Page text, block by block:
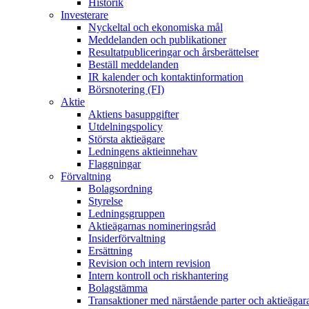
Investerare
Nyckeltal och ekonomiska mål
Meddelanden och publikationer
Resultatpubliceringar och årsberättelser
Beställ meddelanden
IR kalender och kontaktinformation
Börsnotering (FI)
Aktie
Aktiens basuppgifter
Utdelningspolicy
Största aktieägare
Ledningens aktieinnehav
Flaggningar
Förvaltning
Bolagsordning
Styrelse
Ledningsgruppen
Aktieägarnas nomineringsråd
Insiderförvaltning
Ersättning
Revision och intern revision
Intern kontroll och riskhantering
Bolagstämma
Transaktioner med närstående parter och